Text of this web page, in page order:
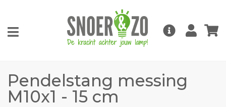
Pendelstang messing
M10x1 - 15 cm